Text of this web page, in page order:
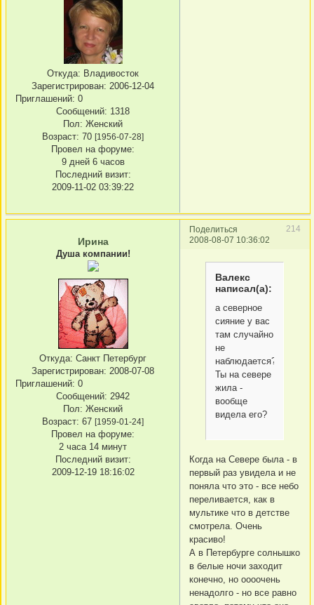
Откуда: Владивосток
Зарегистрирован: 2006-12-04
Приглашений: 0
Сообщений: 1318
Пол: Женский
Возраст: 70 [1956-07-28]
Провел на форуме:
9 дней 6 часов
Последний визит:
2009-11-02 03:39:22
Поделиться
214
2008-08-07 10:36:02
Ирина
Душа компании!
Откуда: Санкт Петербург
Зарегистрирован: 2008-07-08
Приглашений: 0
Сообщений: 2942
Пол: Женский
Возраст: 67 [1959-01-24]
Провел на форуме:
2 часа 14 минут
Последний визит:
2009-12-19 18:16:02
Валекс
написал(а):
а северное
сияние у вас
там случайно
не
наблюдается?
Ты на севере
жила -
вообще
видела его?
Когда на Севере была - в
первый раз увидела и не
поняла что это - все небо
переливается, как в
мультике что в детстве
смотрела. Очень
красиво!
А в Петербурге солнышко
в белые ночи заходит
конечно, но оооочень
ненадолго - но все равно